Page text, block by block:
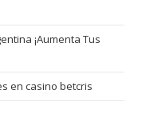
¡Aumenta Tus
en casino betcris